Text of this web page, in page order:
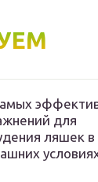
для
ляшек в